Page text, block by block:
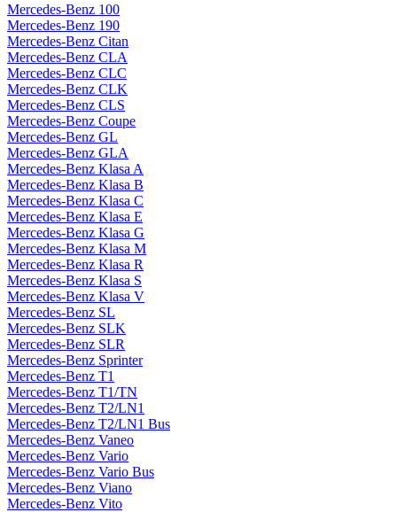
Mercedes-Benz 100
Mercedes-Benz 190
Mercedes-Benz Citan
Mercedes-Benz CLA
Mercedes-Benz CLC
Mercedes-Benz CLK
Mercedes-Benz CLS
Mercedes-Benz Coupe
Mercedes-Benz GL
Mercedes-Benz GLA
Mercedes-Benz Klasa A
Mercedes-Benz Klasa B
Mercedes-Benz Klasa C
Mercedes-Benz Klasa E
Mercedes-Benz Klasa G
Mercedes-Benz Klasa M
Mercedes-Benz Klasa R
Mercedes-Benz Klasa S
Mercedes-Benz Klasa V
Mercedes-Benz SL
Mercedes-Benz SLK
Mercedes-Benz SLR
Mercedes-Benz Sprinter
Mercedes-Benz T1
Mercedes-Benz T1/TN
Mercedes-Benz T2/LN1
Mercedes-Benz T2/LN1 Bus
Mercedes-Benz Vaneo
Mercedes-Benz Vario
Mercedes-Benz Vario Bus
Mercedes-Benz Viano
Mercedes-Benz Vito